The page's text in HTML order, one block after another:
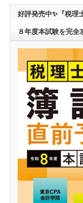
好評発売中✨『税
８年度本試験を完全